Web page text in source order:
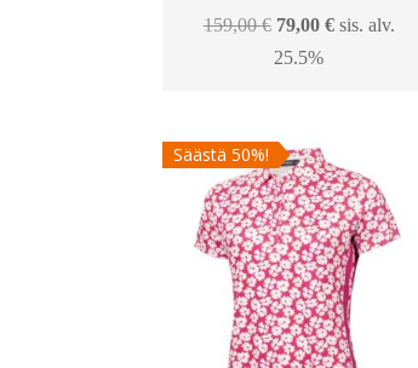
159,00€ Alkuperäinen
hinta
79,00 €Nykyinen
sis. alv.
25.5%
Säästä 50%!